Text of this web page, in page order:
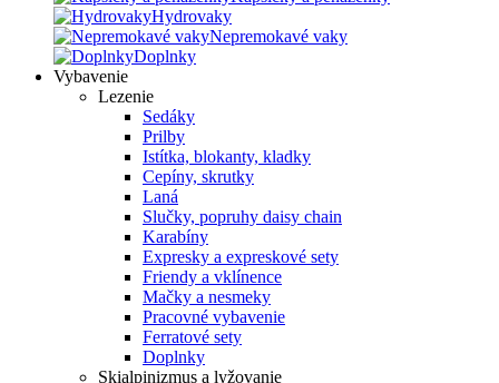
Hydrovaky
Nepremokavé vaky
Doplnky
Vybavenie
Lezenie
Sedáky
Prilby
Istítka, blokanty, kladky
Cepíny, skrutky
Laná
Slučky, popruhy daisy chain
Karabíny
Expresky a expreskové sety
Friendy a vklínence
Mačky a nesmeky
Pracovné vybavenie
Ferratové sety
Doplnky
Skialpinizmus a lyžovanie